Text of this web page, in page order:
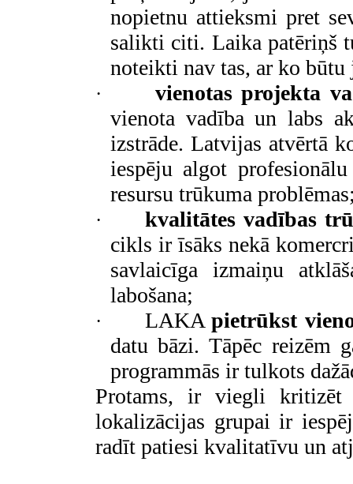
nopietnu attieksmi pret
salikti citi. Laika patēriņš
noteikti nav tas, ar ko
·
vienotas projekta
vienota vadība un labs
izstrāde. Latvijas atvērtā
iespēju algot
resursu trūkuma
·
kvalitātes vadības
cikls ir īsāks nekā
savlaicīga izmaiņu
labošana;
· LAKApietrūkst
datu bāzi. Tāpēc reizēm
programmās ir tulkots
Protams, ir viegli kritizēt
lokalizācijas grupai ir
radīt patiesi kvalitatīvu un